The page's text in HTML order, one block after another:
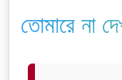
তোমারে না